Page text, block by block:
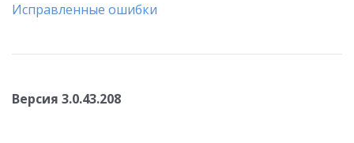
Исправленные ошибки
Версия 3.0.43.208